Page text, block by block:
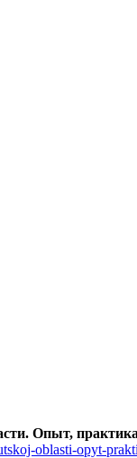
Опыт,
oblasti-opyt-